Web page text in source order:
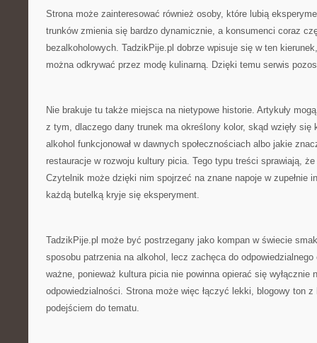
Strona może zainteresować również osoby, które lubią
trunków zmienia się bardzo dynamicznie, a konsumenci coraz
bezalkoholowych. TadzikPije.pl dobrze wpisuje się w ten
można odkrywać przez modę kulinarną. Dzięki temu serwis
Nie brakuje tu także miejsca na nietypowe historie. Artykuły
z tym, dlaczego dany trunek ma określony kolor, skąd wzięły się
alkohol funkcjonował w dawnych społecznościach albo jakie
restauracje w rozwoju kultury picia. Tego typu treści sprawiają,
Czytelnik może dzięki nim spojrzeć na znane napoje w zupełnie
każdą butelką kryje się eksperyment.
TadzikPije.pl może być postrzegany jako kompan w świecie
sposobu patrzenia na alkohol, lecz zachęca do
ważne, ponieważ kultura picia nie powinna opierać się
odpowiedzialności. Strona może więc łączyć lekki, blogowy ton
podejściem do tematu.